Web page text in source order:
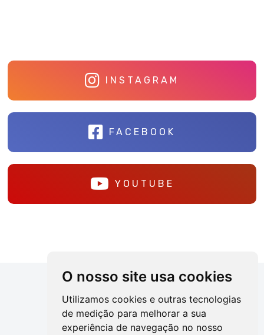
O nosso site usa cookies
Utilizamos cookies e outras tecnologias
de medição para melhorar a sua
experiência de navegação no nosso
INSTAGRAM
FACEBOOK
YOUTUBE